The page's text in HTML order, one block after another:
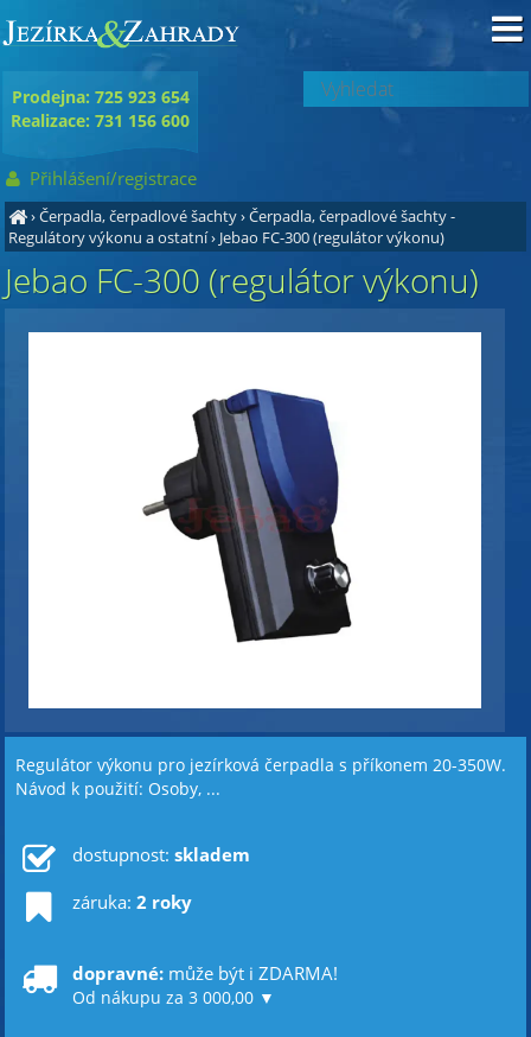
›Čerpadla, čerpadlové šachty›Čerpadla, čerpadlové šachty -
Regulátory výkonu a ostatní› Jebao FC-300 (regulátor výkonu)
Jebao FC-300 (regulátor výkonu)
Regulátor výkonu pro jezírková čerpadla s příkonem 20-350W.
Návod k použití: Osoby, ...
dostupnost: skladem
záruka: 2 roky
dopravné: může být i ZDARMA!
Od nákupu za 3 000,00 ▼
Prodejna: 725 923 654
Realizace: 731 156 600
Přihlášení/registrace